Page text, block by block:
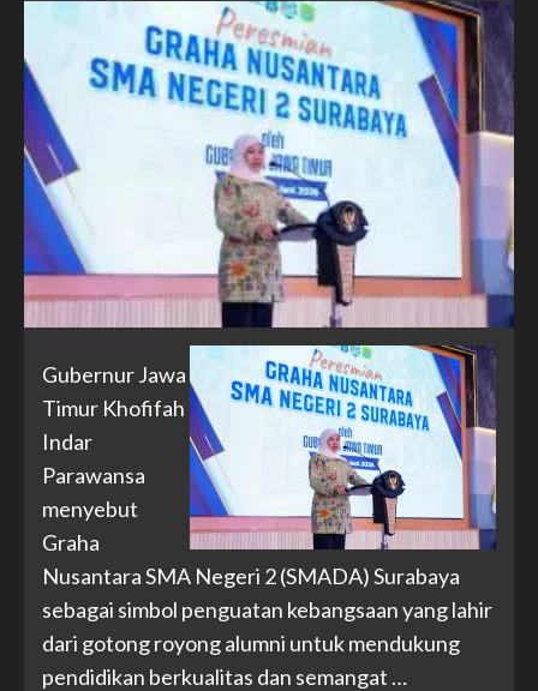
Gubernur Jawa
Timur Khofifah
Indar
Parawansa
menyebut
Graha
Nusantara SMA Negeri 2 (SMADA) Surabaya
sebagai simbol penguatan kebangsaan yang lahir
dari gotong royong alumni untuk mendukung
pendidikan berkualitas dan semangat …